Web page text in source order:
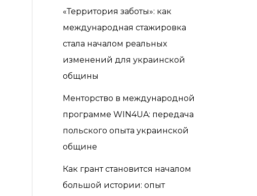
«Территория заботы»: как
международная стажировка
стала началом реальных
изменений для украинской
общины
Менторство в международной
программе WIN4UA: передача
польского опыта украинской
общине
Как грант становится началом
большой истории: опыт